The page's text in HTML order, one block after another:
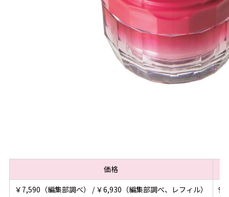
価格
￥7,590（編集部調べ） / ￥6,930（編集部調べ、レフィル）